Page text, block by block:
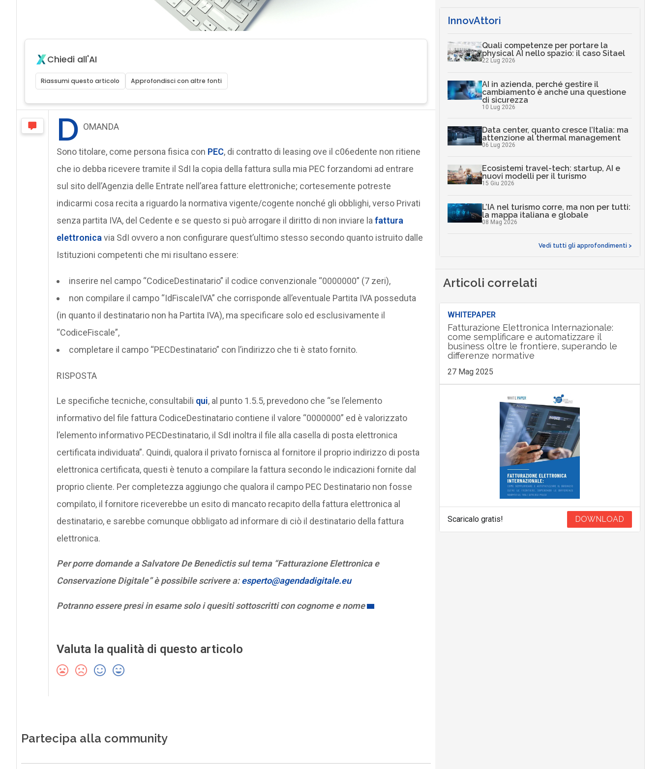
Chiedi all'AI
Riassumi questo articolo Approfondisci con altre fonti
D OMANDA
Sono titolare, come persona fisica con PEC, di contratto di leasing ove il c06edente non ritiene
che io debba ricevere tramite il SdI la copia della fattura sulla mia PEC forzandomi ad entrare
sul sito dell’Agenzia delle Entrate nell’area fatture elettroniche; cortesemente potreste
indicarmi cosa recita a riguardo la normativa vigente/cogente nonché gli obblighi, verso Privati
senza partita IVA, del Cedente e se questo si può arrogare il diritto di non inviare la fattura
elettronica via SdI ovvero a non configurare quest’ultimo stesso secondo quanto istruito dalle
Istituzioni competenti che mi risultano essere:
inserire nel campo “CodiceDestinatario” il codice convenzionale “0000000” (7 zeri),
non compilare il campo “IdFiscaleIVA” che corrisponde all’eventuale Partita IVA posseduta
(in quanto il destinatario non ha Partita IVA), ma specificare solo ed esclusivamente il
“CodiceFiscale”,
completare il campo “PECDestinatario” con l’indirizzo che ti è stato fornito.
RISPOSTA
Le specifiche tecniche, consultabili qui, al punto 1.5.5, prevedono che “se l’elemento
informativo del file fattura CodiceDestinatario contiene il valore “0000000” ed è valorizzato
l’elemento informativo PECDestinatario, il SdI inoltra il file alla casella di posta elettronica
certificata individuata”. Quindi, qualora il privato fornisca al fornitore il proprio indirizzo di posta
elettronica certificata, questi è tenuto a compilare la fattura secondo le indicazioni fornite dal
proprio cliente. Per completezza aggiungo che qualora il campo PEC Destinatario non fosse
compilato, il fornitore riceverebbe un esito di mancato recapito della fattura elettronica al
destinatario, e sarebbe comunque obbligato ad informare di ciò il destinatario della fattura
elettronica.
Per porre domande a Salvatore De Benedictis sul tema “Fatturazione Elettronica e
Conservazione Digitale” è possibile scrivere a:esperto@agendadigitale.eu
Potranno essere presi in esame solo i quesiti sottoscritti con cognome e nome
Valuta la qualità di questo articolo
Partecipa alla community
InnovAttori
Quali competenze per portare la
physical AI nello spazio: il caso Sitael
22 Lug 2026
AI in azienda, perché gestire il
cambiamento è anche una questione
di sicurezza
10 Lug 2026
Data center, quanto cresce l’Italia: ma
attenzione al thermal management
06 Lug 2026
Ecosistemi travel-tech: startup, AI e
nuovi modelli per il turismo
15 Giu 2026
L’IA nel turismo corre, ma non per tutti:
la mappa italiana e globale
08 Mag 2026
Vedi tutti gli approfondimenti >
Articoli correlati
WHITEPAPER
Fatturazione Elettronica Internazionale:
come semplificare e automatizzare il
business oltre le frontiere, superando le
differenze normative
27 Mag 2025
Scaricalo gratis! DOWNLOAD